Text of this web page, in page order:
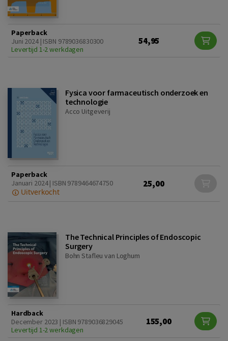
Paperback
Juni 2024 | ISBN 9789036830300
Levertijd 1-2 werkdagen
54,95
Fysica voor farmaceutisch onderzoek en
technologie
Acco Uitgeverij
Paperback
Januari 2024 | ISBN 9789464674750
Uitverkocht
25,00
The Technical Principles of Endoscopic
Surgery
Bohn Stafleu van Loghum
Hardback
December 2023 | ISBN 9789036829045
Levertijd 1-2 werkdagen
155,00